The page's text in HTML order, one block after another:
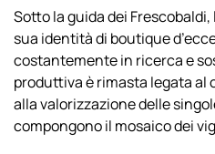
Sotto la guida dei
sua identità di boutique
costantemente in ricerca e
produttiva è rimasta legata al
alla valorizzazione delle
compongono il mosaico dei